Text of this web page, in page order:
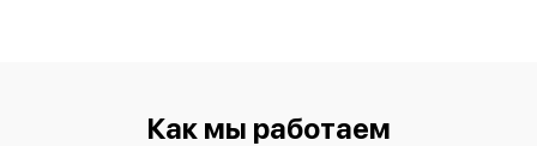
Fluke 190-062/S
Как мы работаем